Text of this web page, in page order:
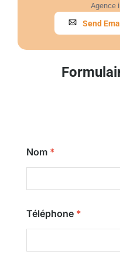
Agence
Send
Nom
Téléphone